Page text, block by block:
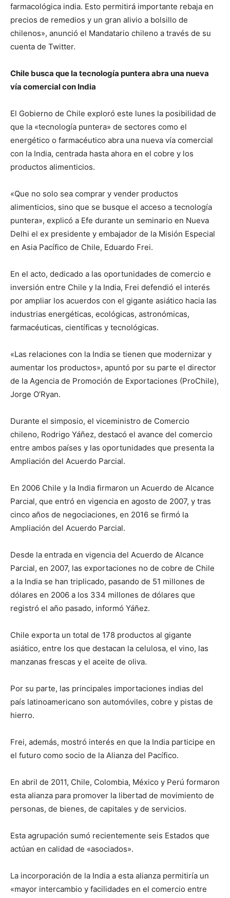
farmacológica india. Esto permitirá importante rebaja en
precios de remedios y un gran alivio a bolsillo de
chilenos», anunció el Mandatario chileno a través de su
cuenta de Twitter.
Chile busca que la tecnología puntera abra una nueva
vía comercial con India
El Gobierno de Chile exploró este lunes la posibilidad de
que la «tecnología puntera» de sectores como el
energético o farmacéutico abra una nueva vía comercial
con la India, centrada hasta ahora en el cobre y los
productos alimenticios.
«Que no solo sea comprar y vender productos
alimenticios, sino que se busque el acceso a tecnología
puntera», explicó a Efe durante un seminario en Nueva
Delhi el ex presidente y embajador de la Misión Especial
en Asia Pacífico de Chile, Eduardo Frei.
En el acto, dedicado a las oportunidades de comercio e
inversión entre Chile y la India, Frei defendió el interés
por ampliar los acuerdos con el gigante asiático hacia las
industrias energéticas, ecológicas, astronómicas,
farmacéuticas, científicas y tecnológicas.
«Las relaciones con la India se tienen que modernizar y
aumentar los productos», apuntó por su parte el director
de la Agencia de Promoción de Exportaciones (ProChile),
Jorge O’Ryan.
Durante el simposio, el viceministro de Comercio
chileno, Rodrigo Yáñez, destacó el avance del comercio
entre ambos países y las oportunidades que presenta la
Ampliación del Acuerdo Parcial.
En 2006 Chile y la India firmaron un Acuerdo de Alcance
Parcial, que entró en vigencia en agosto de 2007, y tras
cinco años de negociaciones, en 2016 se firmó la
Ampliación del Acuerdo Parcial.
Desde la entrada en vigencia del Acuerdo de Alcance
Parcial, en 2007, las exportaciones no de cobre de Chile
a la India se han triplicado, pasando de 51 millones de
dólares en 2006 a los 334 millones de dólares que
registró el año pasado, informó Yáñez.
Chile exporta un total de 178 productos al gigante
asiático, entre los que destacan la celulosa, el vino, las
manzanas frescas y el aceite de oliva.
Por su parte, las principales importaciones indias del
país latinoamericano son automóviles, cobre y pistas de
hierro.
Frei, además, mostró interés en que la India participe en
el futuro como socio de la Alianza del Pacífico.
En abril de 2011, Chile, Colombia, México y Perú formaron
esta alianza para promover la libertad de movimiento de
personas, de bienes, de capitales y de servicios.
Esta agrupación sumó recientemente seis Estados que
actúan en calidad de «asociados».
La incorporación de la India a esta alianza permitiría un
«mayor intercambio y facilidades en el comercio entre